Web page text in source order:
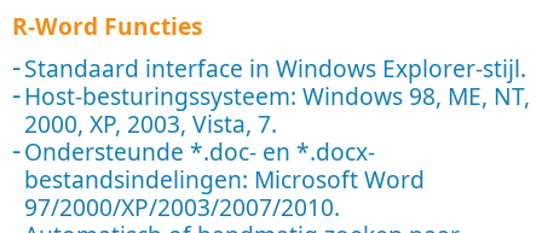
R-Word Functies
Standaard interface in Windows Explorer-stijl.
Host-besturingssysteem: Windows 98, ME, NT,
2000, XP, 2003, Vista, 7.
Ondersteunde *.doc- en *.docx-
bestandsindelingen: Microsoft Word
97/2000/XP/2003/2007/2010.